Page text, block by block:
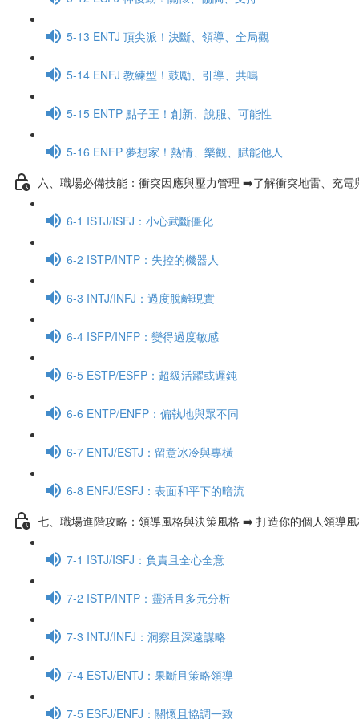
5-13 ENTJ 頂尖派！決斷、領導、全局觀
5-14 ENFJ 教練型！鼓勵、引導、共鳴
5-15 ENTP 點子王！創新、說服、可能性
5-16 ENFP 夢想家！熱情、樂觀、賦能他人
六、職場必備技能：衝突因應與壓力管理 ➡️了解衝突地雷、充電
6-1 ISTJ/ISFJ：小心武斷僵化
6-2 ISTP/INTP：失控的機器人
6-3 INTJ/INFJ：過度脫離現實
6-4 ISFP/INFP：變得過度敏感
6-5 ESTP/ESFP：超級活躍或遲鈍
6-6 ENTP/ENFP：偏執地與眾不同
6-7 ENTJ/ESTJ：留意冰冷與專橫
6-8 ENFJ/ESFJ：表面和平下的暗流
七、職場進階攻略：領導風格與決策風格 ➡️ 打造你的個人領導
7-1 ISTJ/ISFJ：負責且全心全意
7-2 ISTP/INTP：靈活且多元分析
7-3 INTJ/INFJ：洞察且深遠謀略
7-4 ESTJ/ENTJ：果斷且策略領導
7-5 ESFJ/ENFJ：關懷且協調一致